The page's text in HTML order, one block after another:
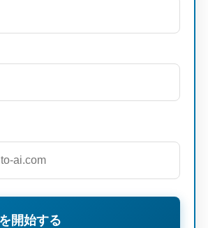
開始する